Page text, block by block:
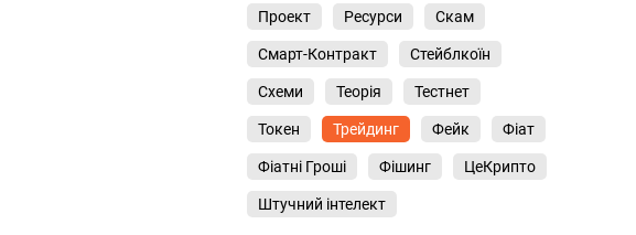
Проект Ресурси Скам
Смарт-Контракт Стейблкоїн
Схеми Теорія Тестнет
Токен Трейдинг Фейк Фіат
Фіатні Гроші Фішинг ЦеКрипто
Штучний інтелект